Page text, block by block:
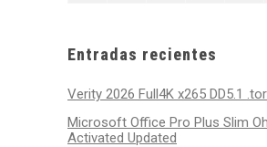
Entradas recientes
Verity 2026 Full4K x265 DD5.1
Microsoft Office Pro Plus Slim
Activated Updated